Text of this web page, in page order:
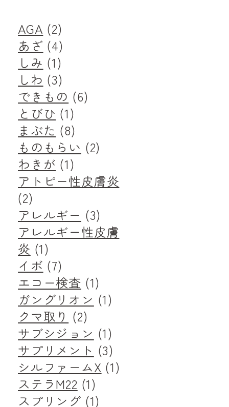
AGA (2)
あざ (4)
しみ (1)
しわ (3)
できもの (6)
とびひ (1)
まぶた (8)
ものもらい (2)
わきが (1)
アトピー性皮膚炎
(2)
アレルギー (3)
アレルギー性皮膚
炎 (1)
イボ (7)
エコー検査 (1)
ガングリオン (1)
クマ取り (2)
サブシジョン (1)
サプリメント (3)
シルファームX (1)
ステラM22 (1)
スプリング (1)